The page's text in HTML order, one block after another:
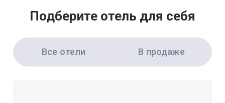
Подберите отель для себя
Все отели В продаже